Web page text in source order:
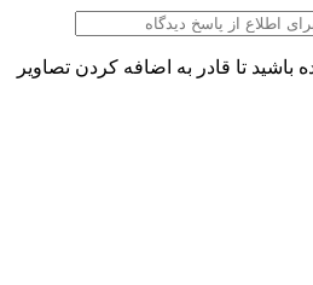
تا قادر به اضافه کردن تصاویر